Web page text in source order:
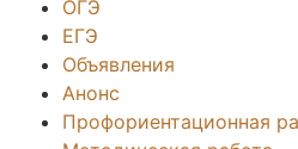
ОГЭ
ЕГЭ
Объявления
Анонс
Профориентационная